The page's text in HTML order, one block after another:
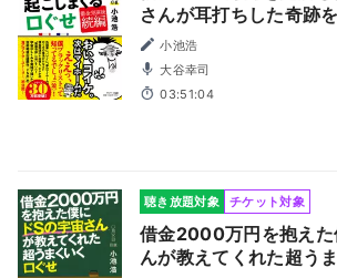
さんが耳打ちした奇跡
ぐせ小池浩
大谷幸司
03:51:04
聴き放題対象 チケット対象
借金2000万円を抱えた
んが教えてくれた超う